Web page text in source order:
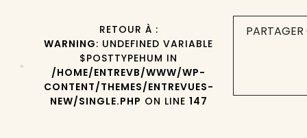
RETOUR À :
WARNING: UNDEFINED VARIABLE
$POSTTYPEHUM IN
/HOME/ENTREVB/WWW/WP-
CONTENT/THEMES/ENTREVUES-
NEW/SINGLE.PHP ON LINE 147